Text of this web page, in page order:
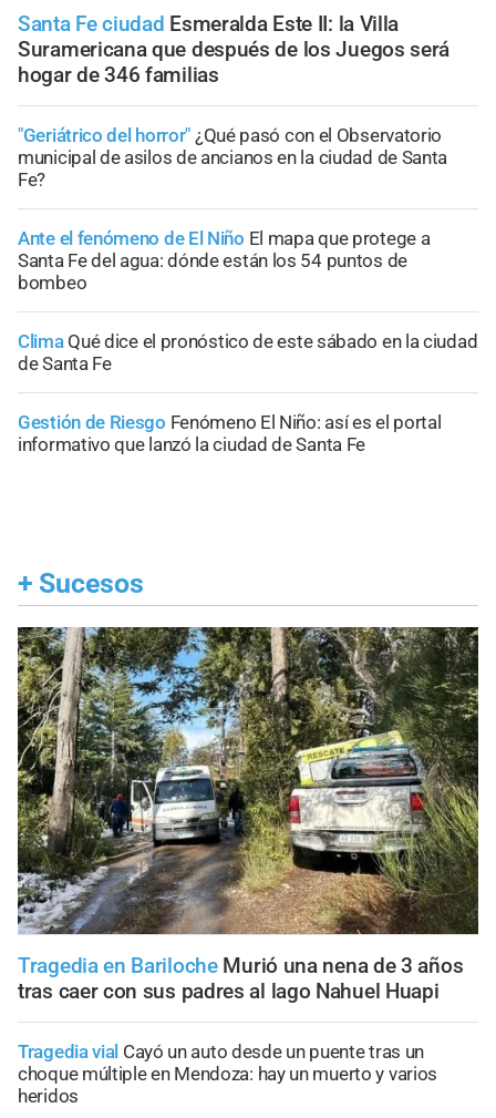
Santa Fe ciudad Esmeralda Este II: la Villa
Suramericana que después de los Juegos será
hogar de 346 familias
"Geriátrico del horror" ¿Qué pasó con el Observatorio
municipal de asilos de ancianos en la ciudad de Santa
Fe?
Ante el fenómeno de El Niño El mapa que protege a
Santa Fe del agua: dónde están los 54 puntos de
bombeo
Clima Qué dice el pronóstico de este sábado en la ciudad
de Santa Fe
Gestión de Riesgo Fenómeno El Niño: así es el portal
informativo que lanzó la ciudad de Santa Fe
+ Sucesos
Tragedia en Bariloche Murió una nena de 3 años
tras caer con sus padres al lago Nahuel Huapi
Tragedia vial Cayó un auto desde un puente tras un
choque múltiple en Mendoza: hay un muerto y varios
heridos